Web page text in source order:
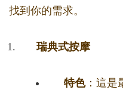
找到你的需求。
瑞典式按摩
特色：這是